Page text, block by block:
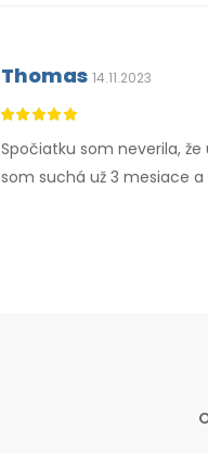
Thomas 14.11.2023
Spočiatku som neverila,
som suchá už 3 mesiace